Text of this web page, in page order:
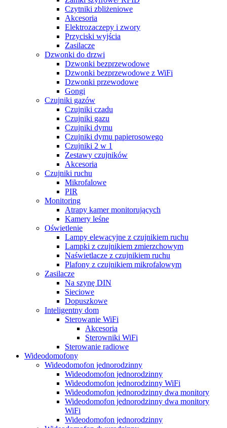
Czytniki zbliżeniowe
Akcesoria
Elektrozaczepy i zwory
Przyciski wyjścia
Zasilacze
Dzwonki do drzwi
Dzwonki bezprzewodowe
Dzwonki bezprzewodowe z WiFi
Dzwonki przewodowe
Gongi
Czujniki gazów
Czujniki czadu
Czujniki gazu
Czujniki dymu
Czujniki dymu papierosowego
Czujniki 2 w 1
Zestawy czujników
Akcesoria
Czujniki ruchu
Mikrofalowe
PIR
Monitoring
Atrapy kamer monitorujących
Kamery leśne
Oświetlenie
Lampy elewacyjne z czujnikiem ruchu
Lampki z czujnikiem zmierzchowym
Naświetlacze z czujnikiem ruchu
Plafony z czujnikiem mikrofalowym
Zasilacze
Na szynę DIN
Sieciowe
Dopuszkowe
Inteligentny dom
Sterowanie WiFi
Akcesoria
Sterowniki WiFi
Sterowanie radiowe
Wideodomofony
Wideodomofon jednorodzinny
Wideodomofon jednorodzinny
Wideodomofon jednorodzinny WiFi
Wideodomofon jednorodzinny dwa monitory
Wideodomofon jednorodzinny dwa monitory
WiFi
Wideodomofon jednorodzinny